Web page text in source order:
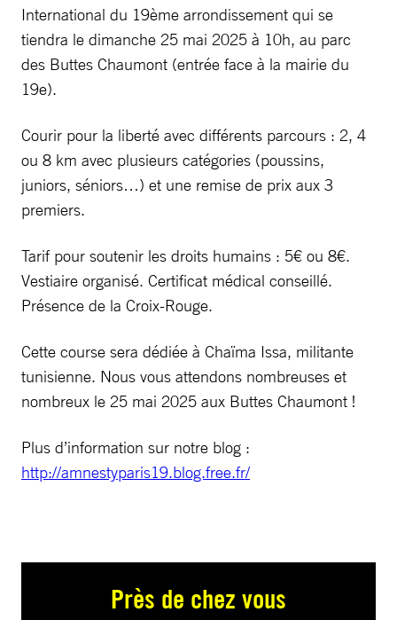
International du 19ème arrondissement qui se
tiendra le dimanche 25 mai 2025 à 10h, au parc
des Buttes Chaumont (entrée face à la mairie du
19e).
Courir pour la liberté avec différents parcours : 2, 4
ou 8 km avec plusieurs catégories (poussins,
juniors, séniors…) et une remise de prix aux 3
premiers.
Tarif pour soutenir les droits humains : 5€ ou 8€.
Vestiaire organisé. Certificat médical conseillé.
Présence de la Croix-Rouge.
Cette course sera dédiée à Chaïma Issa, militante
tunisienne. Nous vous attendons nombreuses et
nombreux le 25 mai 2025 aux Buttes Chaumont !
Plus d’information sur notre blog :
http://amnestyparis19.blog.free.fr/
Près de chez vous